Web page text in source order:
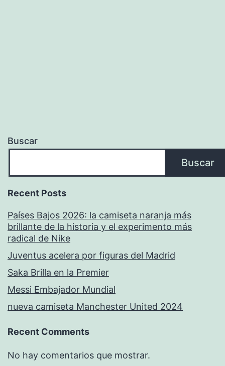
Buscar
Buscar
Recent Posts
Países Bajos 2026: la camiseta naranja más
brillante de la historia y el experimento más
radical de Nike
Juventus acelera por figuras del Madrid
Saka Brilla en la Premier
Messi Embajador Mundial
nueva camiseta Manchester United 2024
Recent Comments
No hay comentarios que mostrar.